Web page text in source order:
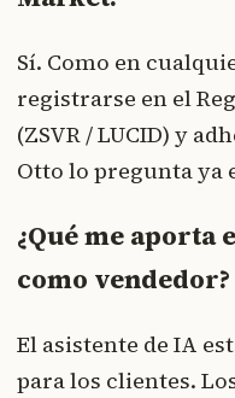
Sí. Como en
registrarse en el
(ZSVR / LUCID) y
Otto lo pregunta ya
¿Qué me aporta
como vendedor?
El asistente de IA
para los clientes.